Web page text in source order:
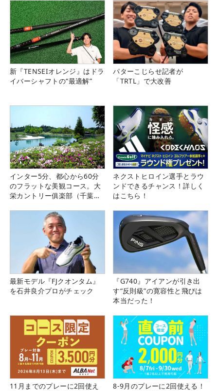
新『TENSEIオレンジ』はドラ
イバーシャフトの“最適解”
パターこじらせ記者が
「TRTL」で大改善
インター5分、都心から60分
のフラットな美観コース。大
栄カントリー俱楽部（千葉
ネクストヒロイン選手とラウ
ンドできるチャンス！詳しく
はこちら！
最新モデル『FJクオンタム』
を石井良介プロがチェック
『G740』アイアンが引き出
す“反則級”の寛容性と飛びは
本当だった！
11月までのプレーに2回使え
8-9月のプレーに2回使える！